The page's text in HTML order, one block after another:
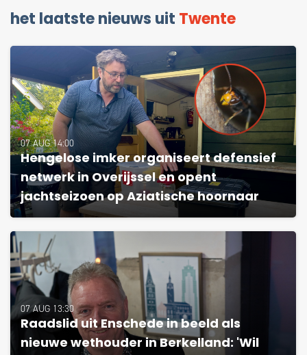
het laatste nieuws uit Twente
07 AUG 14:00
Hengelose imker organiseert defensief
netwerk in Overijssel en opent
jachtseizoen op Aziatische hoornaar
07 AUG 13:30
Raadslid uit Enschede in beeld als
nieuwe wethouder in Berkelland: 'Wil